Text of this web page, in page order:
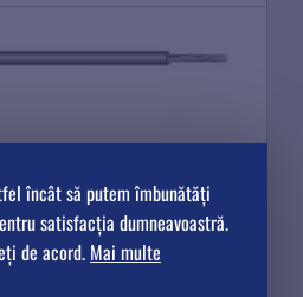
încât să putem îmbunătăți
satisfacția dumneavoastră.
de acord. Mai multe